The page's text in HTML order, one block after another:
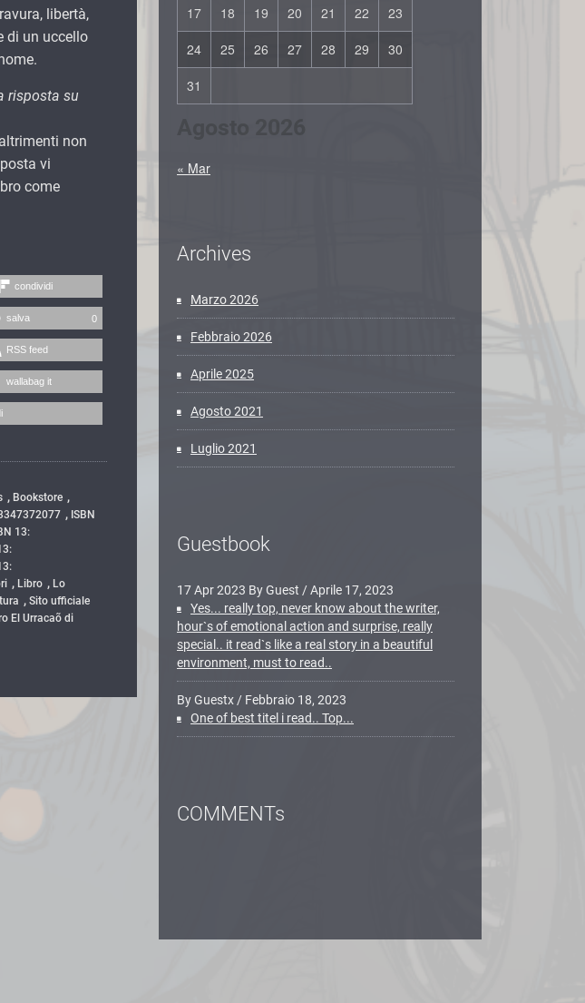
libertà,
di un uccello
risposta su
non
vi
come
condividi
salva 0
RSS feed
wallabag it
, Bookstore ,
, ISBN
13:
, Libro , Lo
,Sito ufficiale
El Urracaõ di
17
18 19 20 21 22
23
24
25 26 27 28 29
30
31
« Mar
Archives
Marzo 2026
Febbraio 2026
Aprile 2025
Agosto 2021
Luglio 2021
Guestbook
17 Apr 2023 By Guest /Aprile 17, 2023
Yes... really top, never know about the writer,
hour`s of emotional action and surprise, really
special.. it read`s like a real story in a beautiful
environment, must to read..
By Guestx / Febbraio 18, 2023
One of best titel i read.. Top...
COMMENTs